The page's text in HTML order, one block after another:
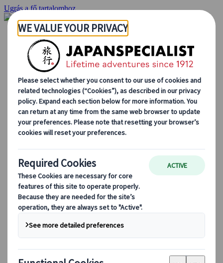
Ugrás a fő tartalomhoz
Kezdőlap
Ajánlatok
Egyéni utak
Csoportos körutazások
Egyéni autós ajánlatok
Kirándulások
Személyre szabott csoportos utazások
Japan Rail Pass
Így dolgozunk mi
Rólunk
Csapatunk
Csatlakozz csapatunkhoz
Utazási tippek évszakok szerint
Kihagyhatatlan látnivalók
Kulturális élmények
Gasztrokalandok
Japán felfedezése vonattal
Gyakori kérdések
Alapvető információk
Etikett Japánban
Vezetés Japánban
Foglalás rajtunk keresztül
Japan Rail Pass
Szállás
Online konzultáció